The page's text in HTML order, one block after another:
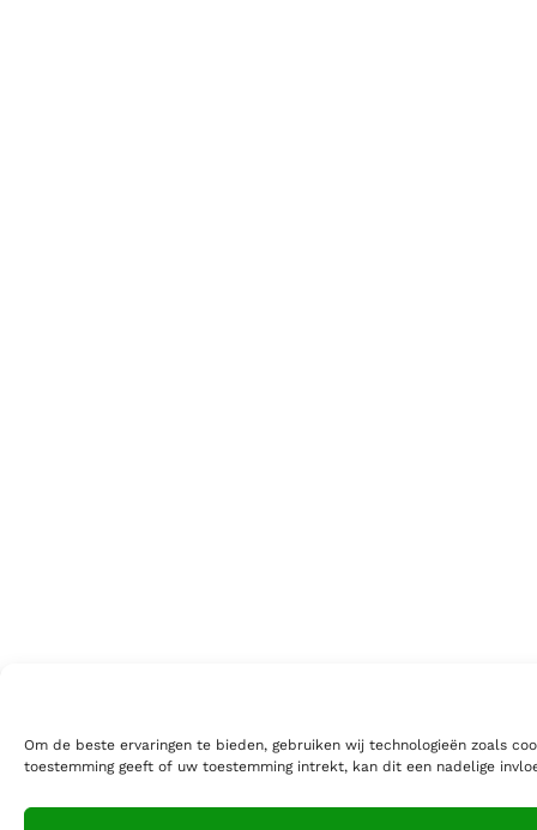
Om de beste ervaringen te bieden, gebruiken wij technologieën zoals
toestemming geeft of uw toestemming intrekt, kan dit een nadelige